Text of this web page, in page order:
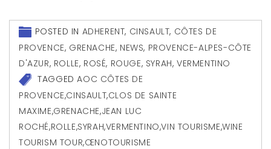
POSTED IN ADHERENT, CINSAULT, CÔTES DE
PROVENCE, GRENACHE, NEWS, PROVENCE-ALPES-CÔTE
D'AZUR, ROLLE, ROSÉ, ROUGE, SYRAH,VERMENTINO
TAGGEDAOC CÔTES DE
PROVENCE,CINSAULT,CLOS DE SAINTE
MAXIME,GRENACHE,JEAN LUC
ROCHÉ,ROLLE,SYRAH,VERMENTINO,VIN TOURISME,WINE
TOURISM TOUR,ŒNOTOURISME